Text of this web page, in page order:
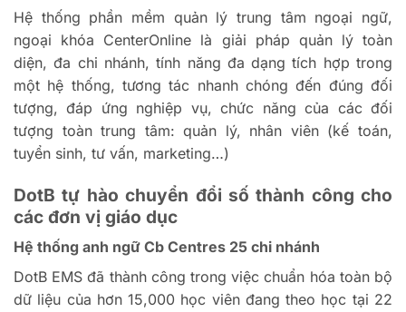
Hệ thống phần mềm quản lý trung tâm ngoại ngữ,
ngoại khóa CenterOnline là giải pháp quản lý toàn
diện, đa chi nhánh, tính năng đa dạng tích hợp trong
một hệ thống, tương tác nhanh chóng đến đúng đối
tượng, đáp ứng nghiệp vụ, chức năng của các đối
tượng toàn trung tâm: quản lý, nhân viên (kế toán,
tuyển sinh, tư vấn, marketing…)
DotB tự hào chuyển đổi số thành công cho
các đơn vị giáo dục
Hệ thống anh ngữ Cb Centres 25 chi nhánh
DotB EMS đã thành công trong việc chuẩn hóa toàn bộ
dữ liệu của hơn 15,000 học viên đang theo học tại 22